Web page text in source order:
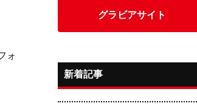
ォ
グラビアサイト
新着記事